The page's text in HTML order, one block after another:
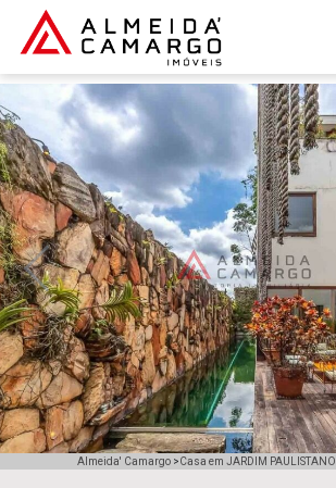
A empresa
Anunciar imóvel para alugar
Anunciar imóvel para vender
Imóveis para alugar
Imóveis para comprar
Simulador de financiamento
Trabalhe Conosco
Fale com a Almeida' Camargo
Previous
Almeida' Camargo >Casa em JARDIM PAULISTANO